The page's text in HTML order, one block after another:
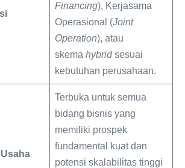
Financing), Kerjasama
Operasional (Joint
Operation), atau
skema hybridsesuai
kebutuhan perusahaan.
Terbuka untuk semua
bidang bisnis yang
memiliki prospek
fundamental kuat dan
potensi skalabilitas tinggi